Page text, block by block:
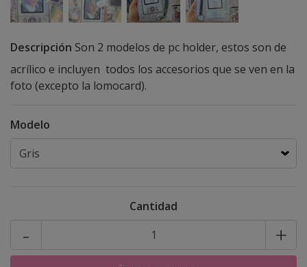
Descripción Son 2 modelos de pc holder, estos son de
acrílico e incluyen todos los accesorios que se ven en la
foto (excepto la lomocard).
Modelo
Cantidad
+
-